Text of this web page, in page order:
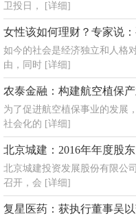
卫投日，
[详细]
女性该如何理财？专家说
如今的社会是经济独立和人格
由，同时 [详细]
农泰金融：构建航空植保
为了促进航空植保事业的发展
社会化的 [详细]
北京城建：2016年年度股
北京城建投资发展股份有限公
召开，会 [详细]
复星医药：获执行董事吴